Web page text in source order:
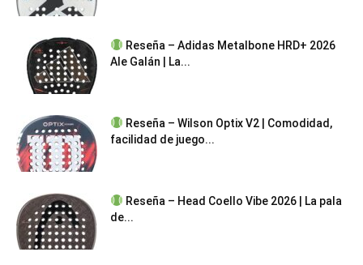
Reseña – Adidas Metalbone HRD+ 2026
Ale Galán | La...
Reseña – Wilson Optix V2 | Comodidad,
facilidad de juego...
Reseña – Head Coello Vibe 2026 | La pala
de...